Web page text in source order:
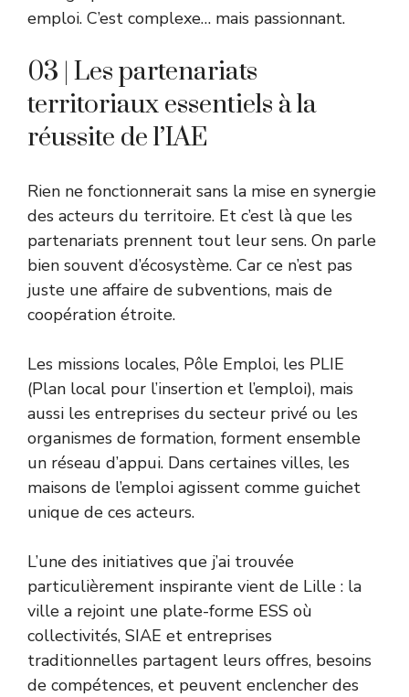
emploi. C’est complexe… mais passionnant.
03 | Les partenariats
territoriaux essentiels à la
réussite de l’IAE
Rien ne fonctionnerait sans la mise en synergie
des acteurs du territoire. Et c’est là que les
partenariats prennent tout leur sens. On parle
bien souvent d’écosystème. Car ce n’est pas
juste une affaire de subventions, mais de
coopération étroite.
Les missions locales, Pôle Emploi, les PLIE
(Plan local pour l’insertion et l’emploi), mais
aussi les entreprises du secteur privé ou les
organismes de formation, forment ensemble
un réseau d’appui. Dans certaines villes, les
maisons de l’emploi agissent comme guichet
unique de ces acteurs.
L’une des initiatives que j’ai trouvée
particulièrement inspirante vient de Lille : la
ville a rejoint une plate-forme ESS où
collectivités, SIAE et entreprises
traditionnelles partagent leurs offres, besoins
de compétences, et peuvent enclencher des